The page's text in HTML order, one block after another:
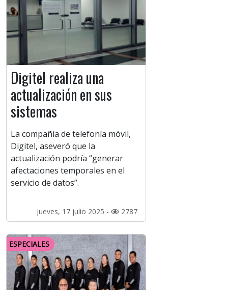
Digitel realiza una
actualización en sus
sistemas
La compañía de telefonía móvil,
Digitel, aseveró que la
actualización podría “generar
afectaciones temporales en el
servicio de datos”.
jueves, 17 julio 2025 - 2787
ESPECIALES